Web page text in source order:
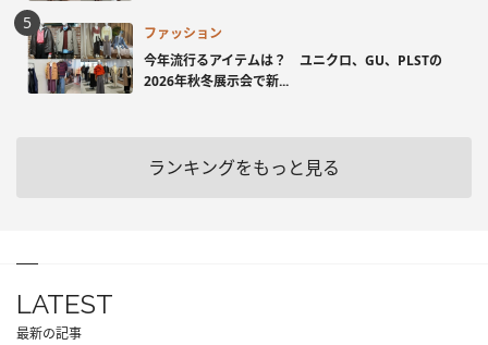
ファッション
今年流行るアイテムは？ ユニクロ、GU、PLSTの
2026年秋冬展示会で新...
ランキングをもっと見る
LATEST
最新の記事